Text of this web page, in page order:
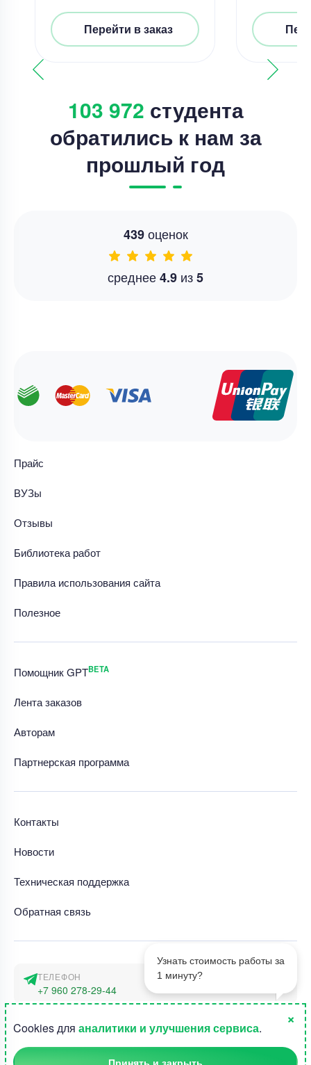
Перейти в заказ
103 972 студента
обратились к нам за
прошлый год
439оценок
среднее4.9 из5
1
Узнать стоимость работы за
1 минуту?
Прайс
ВУЗы
Отзывы
Библиотека работ
Правила использования сайта
Полезное
Помощник GPTBETA
Лента заказов
Авторам
Партнерская программа
Контакты
Новости
Техническая поддержка
Обратная связь
ТЕЛЕФОН
+7 960 278-29-44
г. Москва, наб. Тараса Шевченко 23а
Cookies для аналитики и улучшения сервиса.
×
Принять и закрыть